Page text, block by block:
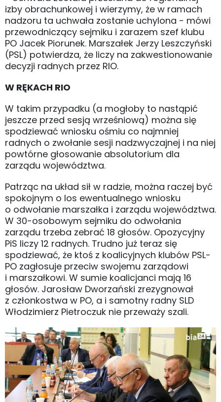
izby obrachunkowej i wierzymy, że w ramach
nadzoru ta uchwała zostanie uchylona - mówi
przewodniczący sejmiku i zarazem szef klubu
PO Jacek Piorunek. Marszałek Jerzy Leszczyński
(PSL) potwierdza, że liczy na zakwestionowanie
decyzji radnych przez RIO.
W RĘKACH RIO
W takim przypadku (a mogłoby to nastąpić
jeszcze przed sesją wrześniową) można się
spodziewać wniosku ośmiu co najmniej
radnych o zwołanie sesji nadzwyczajnej i na niej
powtórne głosowanie absolutorium dla
zarządu województwa.
Patrząc na układ sił w radzie, można raczej być
spokojnym o los ewentualnego wniosku
o odwołanie marszałka i zarządu województwa.
W 30-osobowym sejmiku do odwołania
zarządu trzeba zebrać 18 głosów. Opozycyjny
PiS liczy 12 radnych. Trudno już teraz się
spodziewać, że ktoś z koalicyjnych klubów PSL-
PO zagłosuje przeciw swojemu zarządowi
i marszałkowi. W sumie koalicjanci mają 16
głosów. Jarosław Dworzański zrezygnował
z członkostwa w PO, a i samotny radny SLD
Włodzimierz Pietroczuk nie przeważy szali.